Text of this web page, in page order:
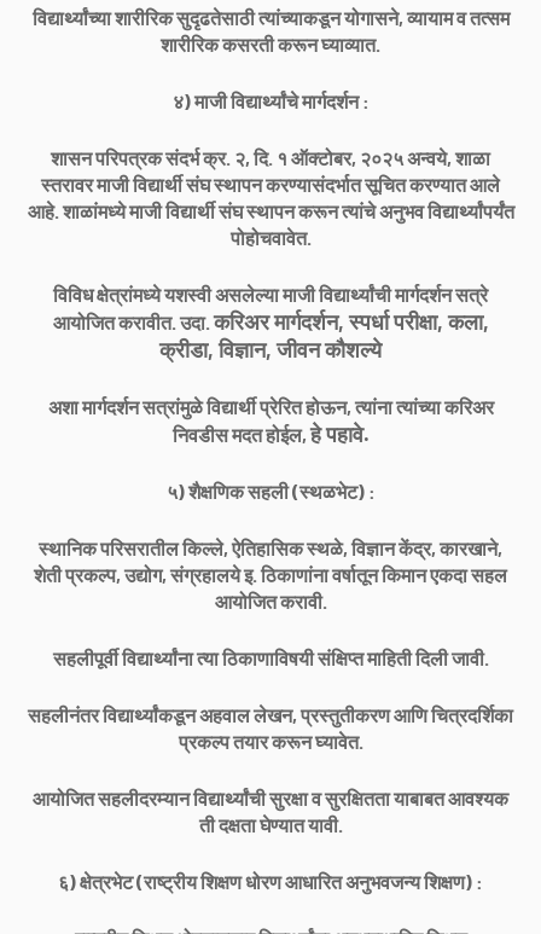
विद्यार्थ्यांच्या शारीरिक सुदृढतेसाठी त्यांच्याकडून योगासने, व्यायाम व तत्सम
शारीरिक कसरती करून घ्याव्यात.
४) माजी विद्यार्थ्यांचे मार्गदर्शन :
शासन परिपत्रक संदर्भ क्र. २, दि. १ ऑक्टोबर, २०२५ अन्वये, शाळा
स्तरावर माजी विद्यार्थी संघ स्थापन करण्यासंदर्भात सूचित करण्यात आले
आहे. शाळांमध्ये माजी विद्यार्थी संघ स्थापन करून त्यांचे अनुभव विद्यार्थ्यांपर्यंत
पोहोचवावेत.
विविध क्षेत्रांमध्ये यशस्वी असलेल्या माजी विद्यार्थ्यांची मार्गदर्शन सत्रे
आयोजित करावीत. उदा.करिअर मार्गदर्शन,स्पर्धा परीक्षा,कला,
क्रीडा, विज्ञान,जीवन कौशल्ये
अशा मार्गदर्शन सत्रांमुळे विद्यार्थी प्रेरित होऊन, त्यांना त्यांच्या करिअर
निवडीस मदत होईल,हे पहावे.
५) शैक्षणिक सहली (स्थळभेट) :
स्थानिक परिसरातील किल्ले, ऐतिहासिक स्थळे, विज्ञान केंद्र, कारखाने,
शेती प्रकल्प, उद्योग, संग्रहालये इ. ठिकाणांना वर्षातून किमान एकदा सहल
आयोजित करावी.
सहलीपूर्वी विद्यार्थ्यांना त्या ठिकाणाविषयी संक्षिप्त माहिती दिली जावी.
सहलीनंतर विद्यार्थ्यांकडून अहवाल लेखन, प्रस्तुतीकरण आणि चित्रदर्शिका
प्रकल्प तयार करून घ्यावेत.
आयोजित सहलीदरम्यान विद्यार्थ्यांची सुरक्षा व सुरक्षितता याबाबत आवश्यक
ती दक्षता घेण्यात यावी.
६) क्षेत्रभेट (राष्ट्रीय शिक्षण धोरण आधारित अनुभवजन्य शिक्षण) :